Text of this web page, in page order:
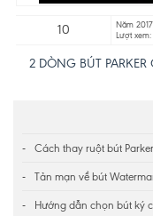
10
Năm 2017
Lượt xem:
2 DÒNG BÚT
Cách thay ruột bút
Tản mạn về bút
Hướng dẫn chọn bút ký